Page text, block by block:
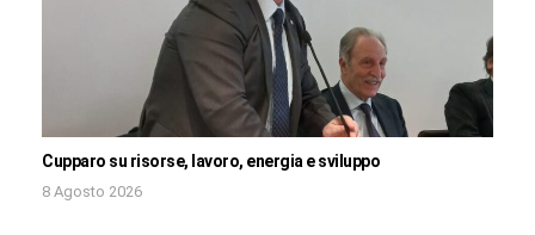
Cupparo su risorse, lavoro, energia e sviluppo
8 Agosto 2026